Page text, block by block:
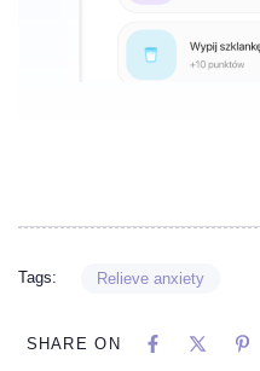
Tags: Relieve anxiety
SHARE ON